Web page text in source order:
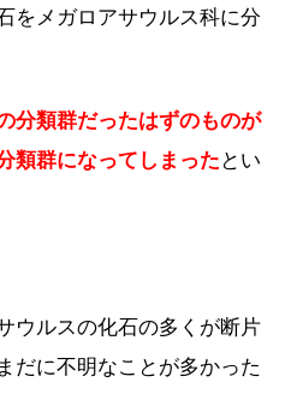
をメガロアサウルス科に分
分類群だったはずのものが
類群になってしまった とい
ウルスの化石の多くが断片
だに不明なことが多かった